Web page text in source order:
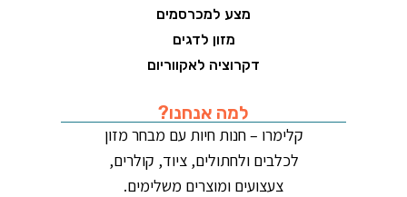
מצע למכרסמים
מזון לדגים
דקרוציה לאקווריום
למה אנחנו?
קלימרו – חנות חיות עם מבחר מזון
לכלבים ולחתולים, ציוד, קולרים,
צעצועים ומוצרים משלימים.